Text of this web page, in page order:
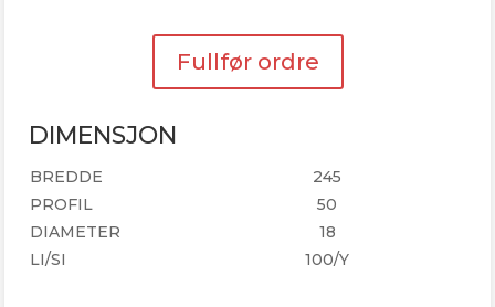
Fullfør ordre
DIMENSJON
BREDDE
245
PROFIL
50
DIAMETER
18
LI/SI
100/Y